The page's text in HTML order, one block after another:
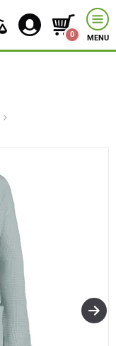
0 MENU